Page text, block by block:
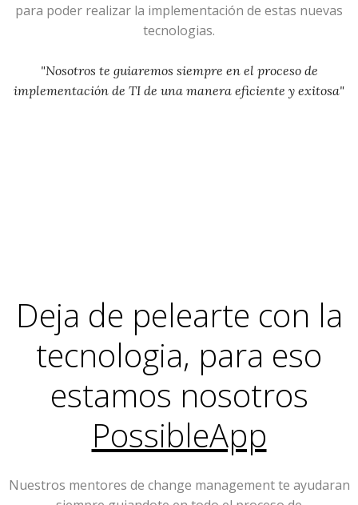
para poder realizar la implementación de estas nuevas
tecnologias.
"Nosotros te guiaremos siempre en el proceso de
implementación de TI de una manera eficiente y exitosa"
Deja de pelearte con la
tecnologia, para eso
estamos nosotros
PossibleApp
Nuestros mentores de change management te ayudaran